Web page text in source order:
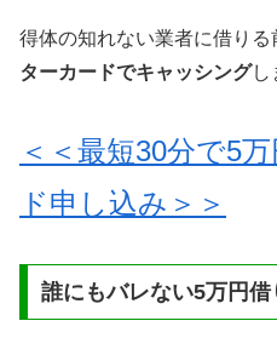
得体の知れない業者に借りる
ターカードでキャッシングし
＜＜最短30分で5
ド申し込み＞＞
誰にもバレない5万円借